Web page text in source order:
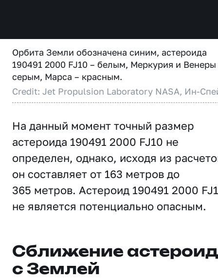
Орбита Земли обозначена синим, астероида
190491 2000 FJ10 – белым, Меркурия и Венеры
серым, Марса – красным.
Credit: Jet Propulsion Laboratory NASA, Ин-
На данный момент точный размер
астероида 190491 2000 FJ10 не
определен, однако, исходя из
он составляет от 163 метров до
365 метров. Астероид 190491 2000
не является потенциально опасным.
Сближение
с Землей